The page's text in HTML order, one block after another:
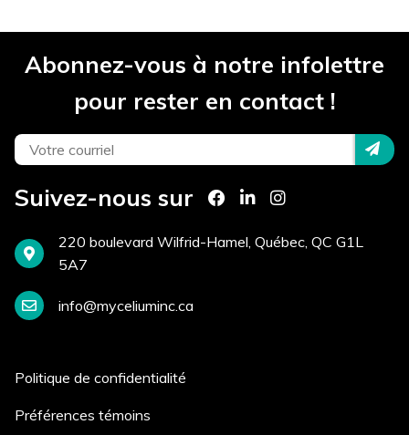
Comment avez-vous entendu
Abonnez-vous à notre infolettre
pour rester en contact !
Suivez-nous sur
220 boulevard Wilfrid-Hamel, Québec, QC G1L
5A7
info@myceliuminc.ca
Politique de confidentialité
Préférences témoins